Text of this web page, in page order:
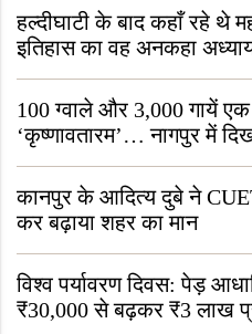
हल्दीघाटी के बाद कहाँ रहे थे
इतिहास का वह अनकहा
जीवित है
100 ग्वाले और 3,000 गायें
‘कृष्णावतारम’… नागपुर में
“ऐसा तो सिर्फ़ कृष्ण ही कर
कानपुर के आदित्य दुबे ने
कर बढ़ाया शहर का मान
विश्व पर्यावरण दिवस: पेड़
₹30,000 से बढ़कर ₹3 लाख